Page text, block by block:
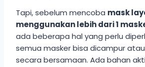
Tapi, sebelum mencoba mask
menggunakan lebih dari 1
ada beberapa hal yang perlu
semua masker bisa dicampur
secara bersamaan. Ada bahan